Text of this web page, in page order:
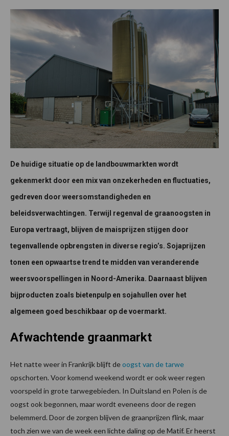
De huidige situatie op de landbouwmarkten wordt
gekenmerkt door een mix van onzekerheden en fluctuaties,
gedreven door weersomstandigheden en
beleidsverwachtingen. Terwijl regenval de graanoogsten in
Europa vertraagt, blijven de maisprijzen stijgen door
tegenvallende opbrengsten in diverse regio’s. Sojaprijzen
tonen een opwaartse trend te midden van veranderende
weersvoorspellingen in Noord-Amerika. Daarnaast blijven
bijproducten zoals bietenpulp en sojahullen over het
algemeen goed beschikbaar op de voermarkt.
Afwachtende graanmarkt
Het natte weer in Frankrijk blijft deoogst van de tarwe
opschorten. Voor komend weekend wordt er ook weer regen
voorspeld in grote tarwegebieden. In Duitsland en Polen is de
oogst ook begonnen, maar wordt eveneens door de regen
belemmerd. Door de zorgen blijven de graanprijzen flink, maar
toch zien we van de week een lichte daling op de Matif. Er heerst